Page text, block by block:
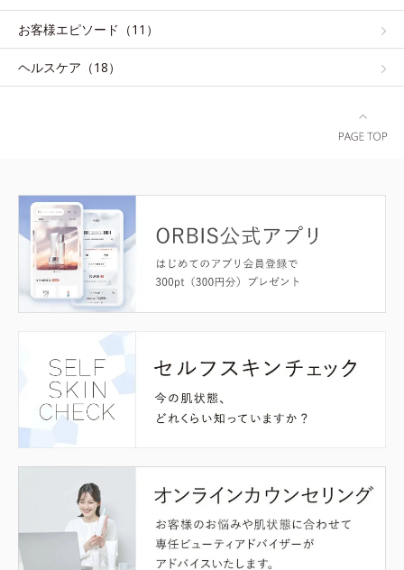
お客様エピソード（11）
ヘルスケア（18）